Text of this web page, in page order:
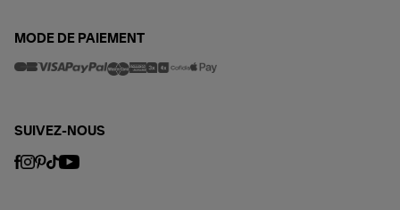
MODE DE PAIEMENT
SUIVEZ-NOUS